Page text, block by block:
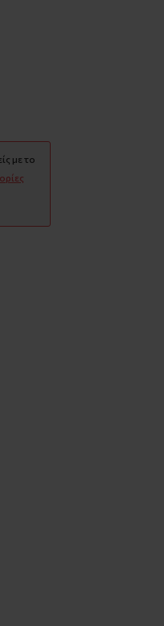
με το